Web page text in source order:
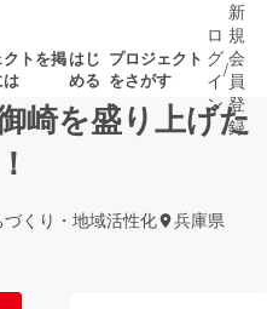
トを掲はじ
める
プロジェクト
をさがす
募集終了が近いプ
ロジェクト
もうすぐ公開
されます
ロ
グ
イ
ン
/
新
規
会
員
登
録
崎を盛り上げた
づくり・地域活性化 兵庫県